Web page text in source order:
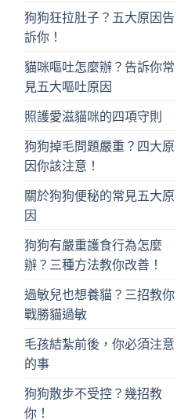
狗狗狂拉肚子？五大原因告
訴你！
貓咪嘔吐怎麼辦？告訴你常
見五大嘔吐原因
照護愛滋貓咪的四項守則
狗狗掉毛問題嚴重？四大原
因你該注意！
關於狗狗便秘的常見五大原
因
狗狗有嚴重護食行為怎麼
辦？三種方法教你改善！
過敏兒也想養貓？三招教你
戰勝貓過敏
毛孩結紮前後，你必須注意
的事
狗狗散步不受控？幾招教
你！